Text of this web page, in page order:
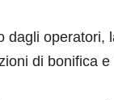
dagli
di bonifica